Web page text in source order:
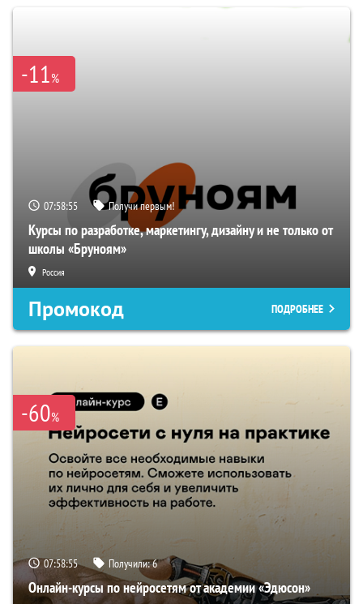
-11%
07:58:54 Получи первым!
Курсы по разработке, маркетингу, дизайну и не только от
школы «Бруноям»
Россия
Промокод ПОДРОБНЕЕ
-60%
07:58:54 Получили:6
Онлайн-курсы по нейросетям от академии «Эдюсон»